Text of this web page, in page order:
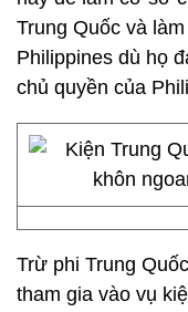
Trung Quốc và
Philippines dù họ
chủ quyền của
Trừ phi Trung
tham gia vào vụ